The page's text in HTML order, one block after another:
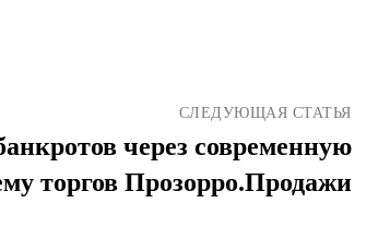
СЛЕДУЮЩАЯ СТАТЬЯ
через современную
торгов Прозорро.Продажи